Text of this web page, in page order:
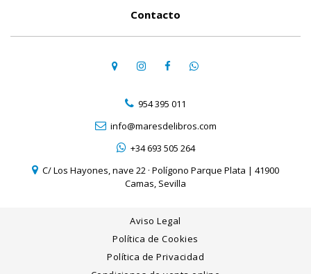
Contacto
954 395 011
info@maresdelibros.com
+34 693 505 264
C/ Los Hayones, nave 22 · Polígono Parque Plata | 41900
Camas, Sevilla
Aviso Legal
Política de Cookies
Política de Privacidad